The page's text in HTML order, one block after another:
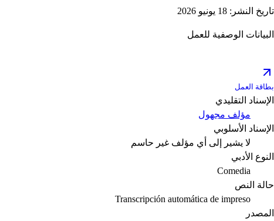
تاريخ النشر: 18 يونيو 2026
البيانات الوصفية للعمل
بطاقة العمل
الإسناد التقليدي
مؤلف مجهول
الإسناد الأسلوبي
لا يشير إلى أي مؤلف غير حاسم
النوع الأدبي
Comedia
حالة النص
Transcripción automática de impreso
المصدر